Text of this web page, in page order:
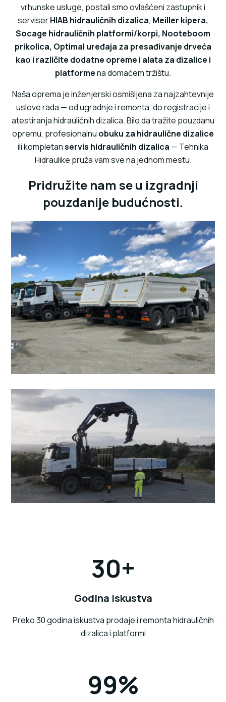
vrhunske usluge, postali smo ovlašćeni zastupnik i
serviserHIAB hidrauličnih dizalica, Meiller kipera,
Socage hidrauličnih platformi/korpi, Nooteboom
prikolica, Optimal uređaja za presađivanje drveća
kao i različite dodatne opreme i alata za dizalice i
platformena domaćem tržištu.
Naša oprema je inženjerski osmišljena za najzahtevnije
uslove rada — od ugradnje i remonta, do registracije i
atestiranja hidrauličnih dizalica. Bilo da tražite pouzdanu
opremu, profesionalnu obuku za hidraulične dizalice
ili kompletanservis hidrauličnih dizalica — Tehnika
Hidraulike pruža vam sve na jednom mestu.
Pridružite nam se u izgradnji
pouzdanije budućnosti.
30+
Godina iskustva
Preko 30 godina iskustva prodaje i remonta hidrauličnih
dizalica i platformi
99%